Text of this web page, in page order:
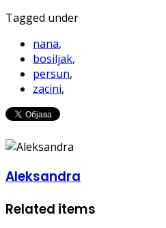
Tagged under
nana,
bosiljak,
persun,
zacini,
Aleksandra
Related items